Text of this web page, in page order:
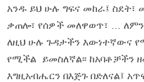
አንዱ ይህ ሁሉ ግፍና መከራ፤ ስደት፣
ቃጠሎ፣ የሰዎች መለዋወጥ፣ … ለምን
ለዚህ ሁሉ ጉዳታችን እውነተኛውና
የሚችል ይመስለኛል፡፡ ከአባቶቻችን
እግዚአብሔርን በእጅጉ በድለናል፤